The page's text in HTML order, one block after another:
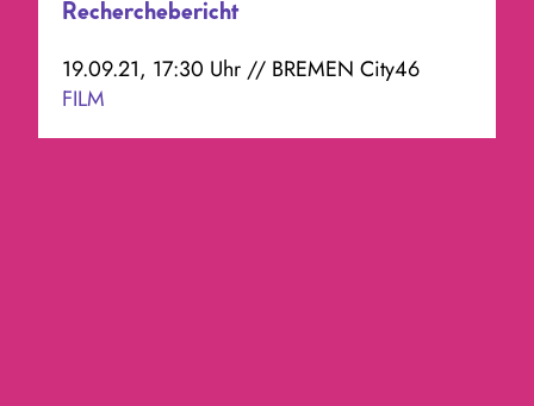
Recherchebericht
19.09.21, 17:30 Uhr // BREMEN City46
FILM